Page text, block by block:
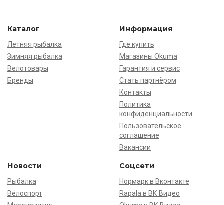
Каталог
Летняя рыбалка
Зимняя рыбалка
Велотовары
Бренды
Информация
Где купить
Магазины Okuma
Гарантия и сервис
Стать партнёром
Контакты
Политика
конфиденциальности
Пользовательское
соглашение
Вакансии
Новости
Рыбалка
Велоспорт
Соцсети
Нормарк в Вконтакте
Rapala в ВК Видео